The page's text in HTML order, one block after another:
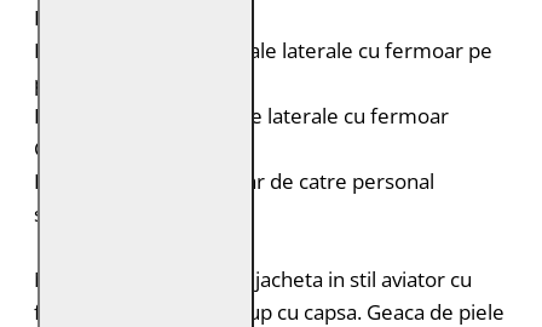
Dungi contrastante
Doua buzunare orizontale laterale cu fermoar pe
piept
Doua buzunare verticale laterale cu fermoar
Croiala: Regular Fit
Intretinere: Spalare doar de catre personal
specializat
Modelul GWZiya este o jacheta in stil aviator cu
fermoar si guler stand-up cu capsa. Geaca de piele